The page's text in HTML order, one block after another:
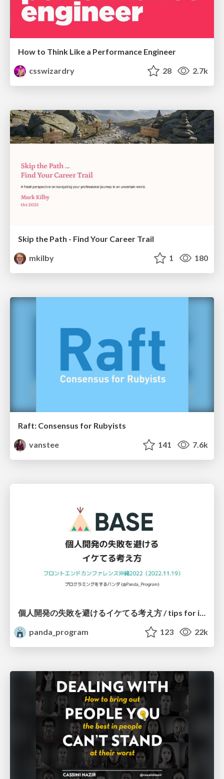
How to Think Like a Performance Engineer
csswizardry
28 2.7k
Skip the Path - Find Your Career Trail
mkilby
1 180
Raft: Consensus for Rubyists
vanstee
141 7.6k
panda_program
123 22k